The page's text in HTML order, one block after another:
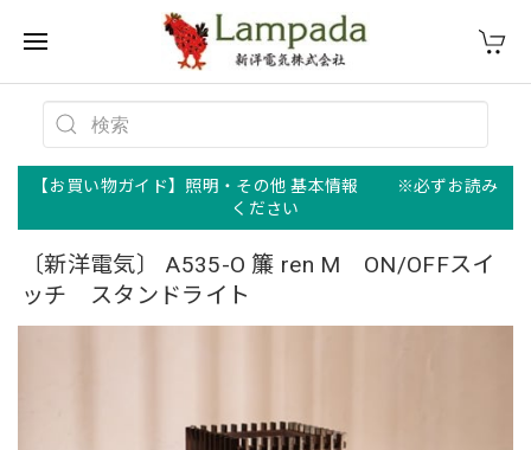
【お買い物ガイド】照明・その他 基本情報 ※必ずお読み
ください
〔新洋電気〕 A535-O 簾 ren M ON/OFFスイ
ッチ スタンドライト